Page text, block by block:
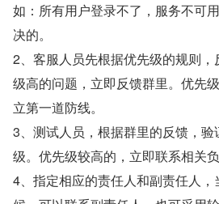
如：所有用户登录不了，服务不可
决的。
2、客服人员先根据优先级的规则
级高的问题，立即反馈群里。优先
立第一道防线。
3、测试人员，根据群里的反馈，
级。优先级较高的，立即联系相关负
4、指定相应的责任人和副责任人